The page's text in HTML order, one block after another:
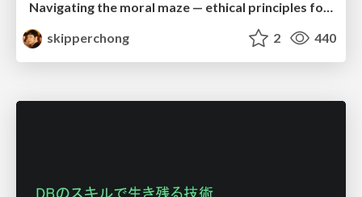
Navigating the moral maze — ethical principles for Al-driven product design
skipperchong
2 440